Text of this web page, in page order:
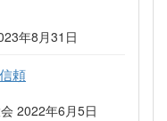
年8月31日
頼
2022年6月5日